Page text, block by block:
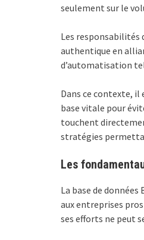
seulement sur le
Les responsabilités
authentique en
d’automatisation
Dans ce contexte,
base vitale pour
touchent
stratégies
Les
La base de
aux entreprises
ses efforts ne peut